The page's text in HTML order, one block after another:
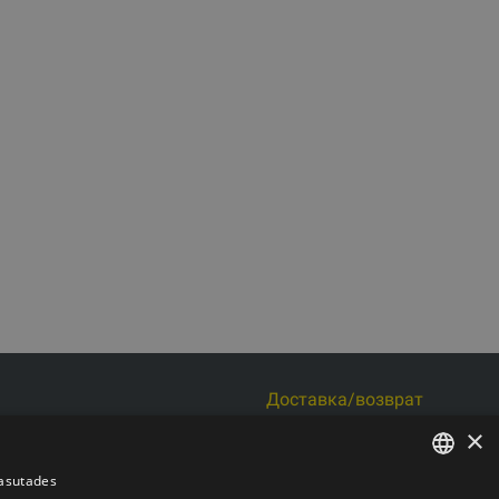
Доставка/возврат
×